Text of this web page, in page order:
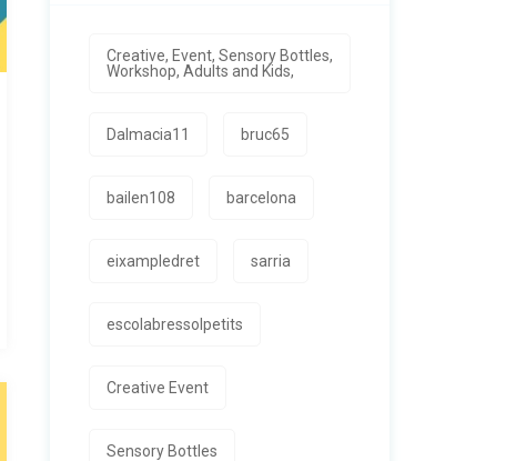
Creative, Event, Sensory Bottles,
Workshop, Adults and Kids,
Dalmacia11 bruc65
bailen108 barcelona
eixampledret sarria
escolabressolpetits
Creative Event
Sensory Bottles